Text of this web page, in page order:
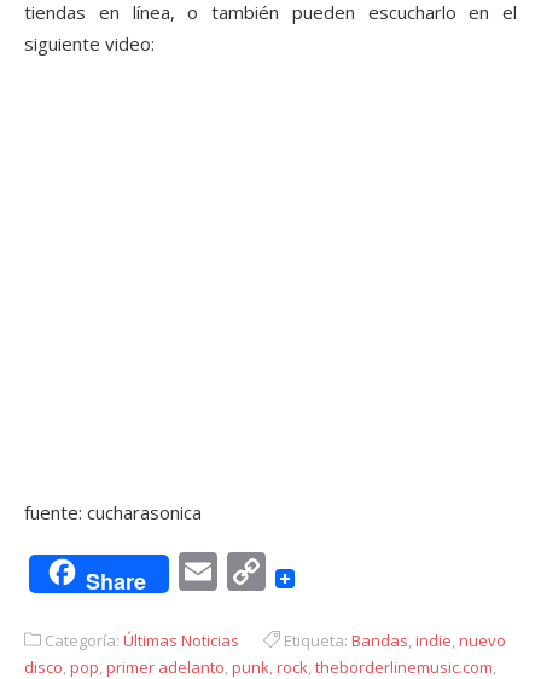
tiendas en línea, o también pueden escucharlo en el
siguiente video:
fuente: cucharasonica
Share EmailCopy
Categoría: Últimas Noticias Etiqueta: Bandas,indie,nuevo
disco,pop,primer adelanto,punk,rock,theborderlinemusic.com,